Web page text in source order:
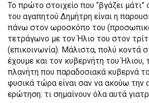
Το πρώτο στοιχείο που “βγάζει μάτι”
του αγαπητού Δημήτρη είναι η
πάνω στον ωροσκόπο του
τετράγωνο με τον Ήλιο του στον
(επικοινωνία). Μάλιστα, πολύ κοντά
έχουμε και τον κυβερνήτη του Ήλιου,
πλανήτη που παραδοσιακά κυβερνά
φυσικά τώρα είναι σαν να ακούω την
ερώτηση: τι σημαίνουν όλα αυτά